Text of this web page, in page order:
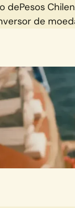
dePesos
de